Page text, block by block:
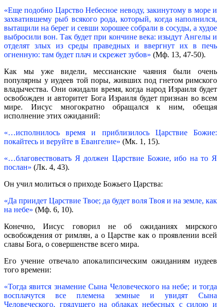
«Еще подобно Царство Небесное неводу, закинутому в море и
захватившему рыб всякого рода, который, когда наполнился,
вытащили на берег и севши хорошее собрали в сосуды, а худое
выбросили вон. Так будет при кончине века: изыдут Ангелы и
отделят злых из среды праведных и ввергнут их в печь
огненную: там будет плач и скрежет зубов» (Мф. 13, 47-50).
Как мы уже видели, мессианские чаяния были очень
популярны у иудеев той поры, живших под гнетом римского
владычества. Они ожидали время, когда народ Израиля будет
освобожден и авторитет Бога Израиля будет признан во всем
мире. Иисус многократно обращался к ним, обещая
исполнение этих ожиданий:
«…исполнилось время и приблизилось Царствие Божие:
покайтесь и веруйте в Евангелие» (Мк. 1, 15).
«…благовествоватъ Я должен Царствие Божие, ибо на то Я
послан» (Лк. 4, 43).
Он учил молиться о приходе Божьего Царства:
«Да приидет Царствие Твое; да будет воля Твоя и на земле, как
на небе» (Мф. 6, 10).
Конечно, Иисус говорил не об ожиданиях мирского
освобождения от римлян, а о Царстве как о проявлении всей
славы Бога, о совершенстве всего мира.
Его учение отвечало апокалипсическим ожиданиям иудеев
того времени:
«Тогда явится знамение Сына Человеческого на небе; и тогда
восплачутся все племена земные и увидят Сына
Человеческого, грядущего на облаках небесных с силою и